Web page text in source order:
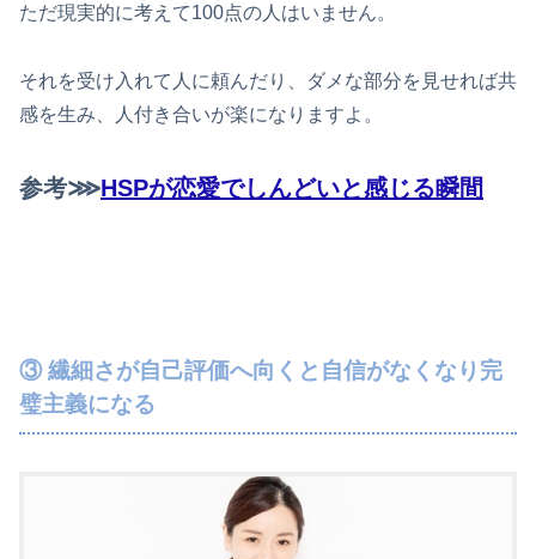
ただ現実的に考えて100点の人はいません。
それを受け入れて人に頼んだり、ダメな部分を見せれば共
感を生み、人付き合いが楽になりますよ。
参考⋙HSPが恋愛でしんどいと感じる瞬間
③ 繊細さが自己評価へ向くと自信がなくなり完
璧主義になる